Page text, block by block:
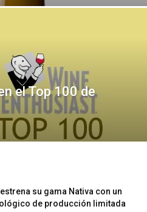
el Top 100 de
su gama Nativa con un
de producción limitada